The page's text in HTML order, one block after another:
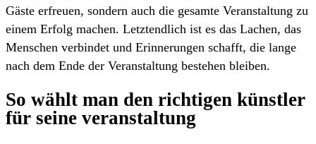
Gäste erfreuen, sondern auch die gesamte Veranstaltung zu
einem Erfolg machen. Letztendlich ist es das Lachen, das
Menschen verbindet und Erinnerungen schafft, die lange
nach dem Ende der Veranstaltung bestehen bleiben.
So wählt man den richtigen künstler
für seine veranstaltung